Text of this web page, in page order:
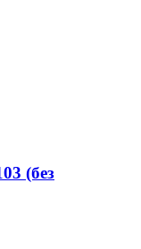
(без